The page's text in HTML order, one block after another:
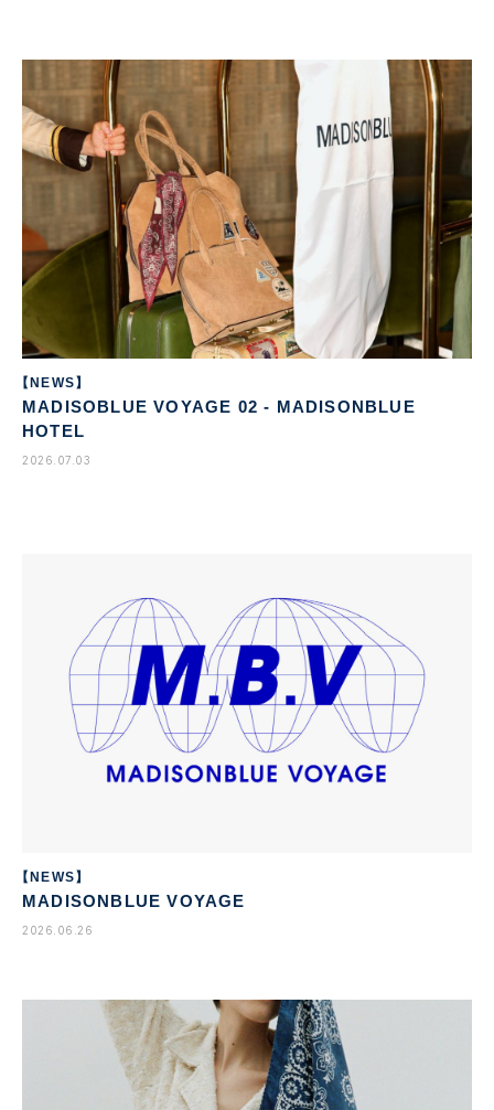
【NEWS】
MADISOBLUE VOYAGE 02 - MADISONBLUE
HOTEL
2026.07.03
【NEWS】
MADISONBLUE VOYAGE
2026.06.26